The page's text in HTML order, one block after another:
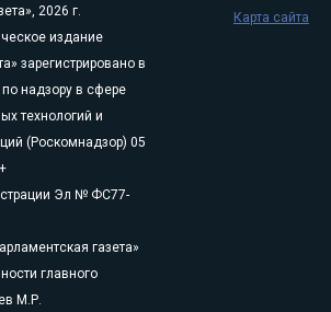
2026 г.
издание
зарегистрировано в
надзору в сфере
технологий и
(Роскомнадзор) 05
Эл № ФС77-
газета»
главного
М.Р.
Карта сайта